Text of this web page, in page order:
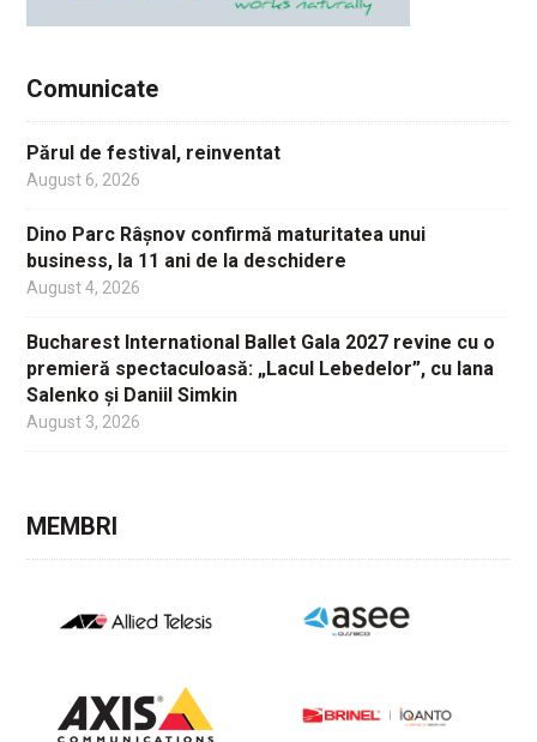
Comunicate
Părul de festival, reinventat
August 6, 2026
Dino Parc Râșnov confirmă maturitatea unui
business, la 11 ani de la deschidere
August 4, 2026
Bucharest International Ballet Gala 2027 revine cu o
premieră spectaculoasă: „Lacul Lebedelor”, cu Iana
Salenko și Daniil Simkin
August 3, 2026
MEMBRI